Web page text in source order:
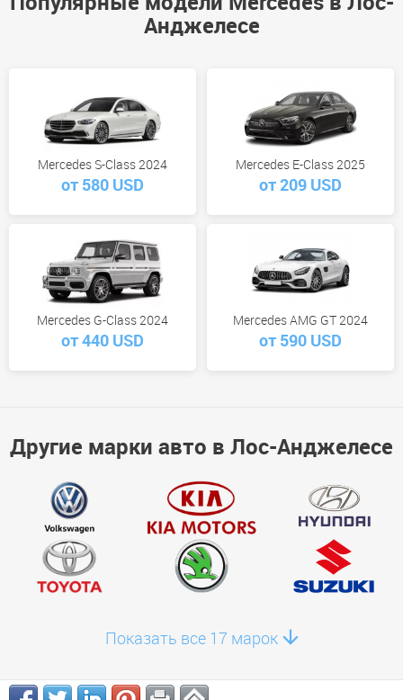
Анджелесе
Mercedes S-Class 2024
от 580 USD
Mercedes E-Class 2025
от 209 USD
Mercedes G-Class 2024
от 440 USD
Mercedes AMG GT 2024
от 590 USD
Другие марки авто в Лос-Анджелесе
Показать все 17 марок